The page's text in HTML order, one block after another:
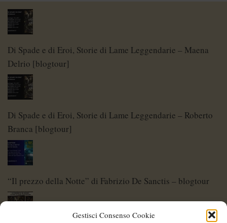
Gestisci Consenso Cookie
Di Spade e di Eroi, Storie di Lame Leggendarie – Maena
Delrio [blogtour]
Di Spade e di Eroi, Storie di Lame Leggendarie – Roberto
Branca [blogtour]
“Il prezzo della Notte” di Fabrizio De Sanctis – blogtour